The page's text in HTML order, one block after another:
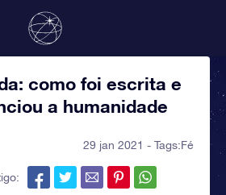
como foi escrita e
a humanidade
29 jan 2021 - Tags:Fé